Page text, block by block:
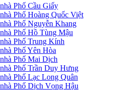
Phố Cầu Giấy
Phố Hoàng Quốc Việt
Phố Nguyễn Khang
Phố Hồ Tùng Mậu
Phố Trung Kính
Phố Yên Hòa
Phố Mai Dịch
Phố Trần Duy Hưng
Phố Lạc Long Quân
Phố Dịch Vọng Hậu